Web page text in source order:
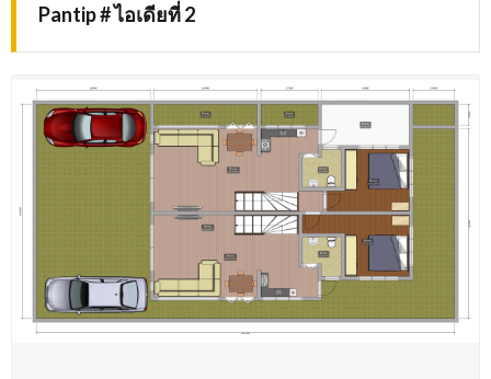
Pantip # ไอเดียที่ 2